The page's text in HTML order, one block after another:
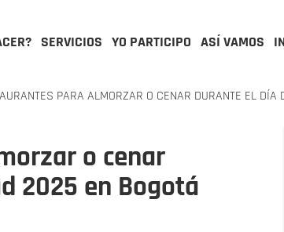
SERVICIOS YO PARTICIPO ASÍ VAMOS
PARA ALMORZAR O CENAR DURANTE EL
o cenar
2025 en Bogotá